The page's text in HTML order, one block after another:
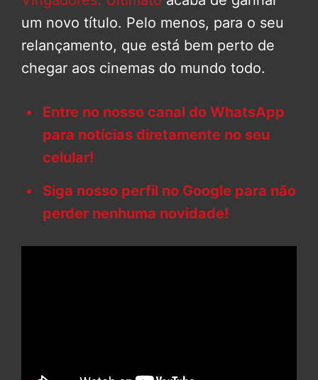
um novo título. Pelo menos, para o seu
relançamento, que está bem perto de
chegar aos cinemas do mundo todo.
Entre no nosso canal do WhatsApp
para notícias diretamente no seu
celular!
Siga nosso perfil no Google para não
perder nenhuma novidade!